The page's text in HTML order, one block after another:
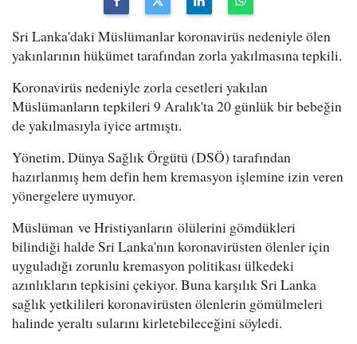
Sri Lanka'daki Müslümanlar koronavirüs nedeniyle ölen
yakınlarının hükümet tarafından zorla yakılmasına tepkili.
Koronavirüs nedeniyle zorla cesetleri yakılan
Müslümanların tepkileri 9 Aralık'ta 20 günlük bir bebeğin
de yakılmasıyla iyice artmıştı.
Yönetim, Dünya Sağlık Örgütü (DSÖ) tarafından
hazırlanmış hem defin hem kremasyon işlemine izin veren
yönergelere uymuyor.
Müslüman ve Hristiyanların ölülerini gömdükleri
bilindiği halde Sri Lanka'nın koronavirüsten ölenler için
uyguladığı zorunlu kremasyon politikası ülkedeki
azınlıkların tepkisini çekiyor. Buna karşılık Sri Lanka
sağlık yetkilileri koronavirüsten ölenlerin gömülmeleri
halinde yeraltı sularını kirletebileceğini söyledi.